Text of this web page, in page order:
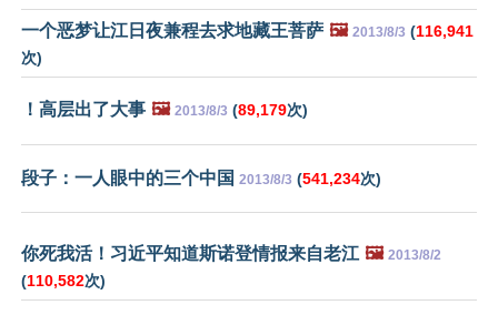
一个恶梦让江日夜兼程去求地藏王菩萨 🖼️ 2013/8/3 (116,941
次)
！高层出了大事 🖼️ 2013/8/3 (89,179次)
段子：一人眼中的三个中国 2013/8/3 (541,234次)
你死我活！习近平知道斯诺登情报来自老江 🖼️ 2013/8/2
(110,582次)